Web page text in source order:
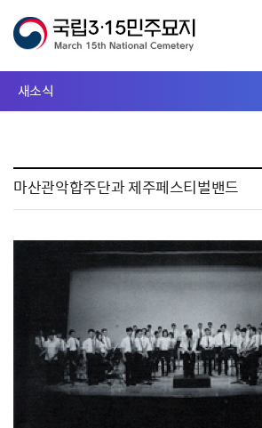
새소식
마산관악합주단과 제주페스티벌밴드